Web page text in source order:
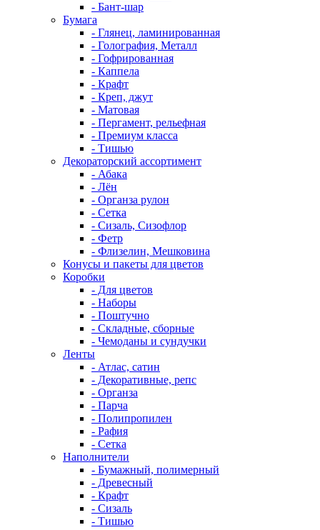
- Бант-шар
Бумага
- Глянец, ламинированная
- Голография, Металл
- Гофрированная
- Каппела
- Крафт
- Креп, джут
- Матовая
- Пергамент, рельефная
- Премиум класса
- Тишью
Декораторский ассортимент
- Абака
- Лён
- Органза рулон
- Сетка
- Сизаль, Сизофлор
- Фетр
- Флизелин, Мешковина
Конусы и пакеты для цветов
Коробки
- Для цветов
- Наборы
- Поштучно
- Складные, сборные
- Чемоданы и сундучки
Ленты
- Атлас, сатин
- Декоративные, репс
- Органза
- Парча
- Полипропилен
- Рафия
- Сетка
Наполнители
- Бумажный, полимерный
- Древесный
- Крафт
- Сизаль
- Тишью